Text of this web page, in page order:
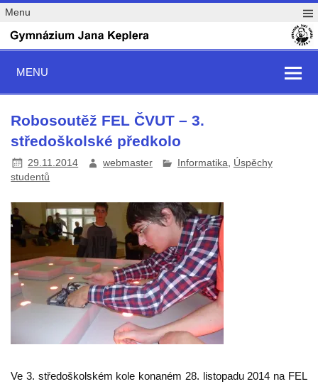
Menu
MENU
Robosoutěž FEL ČVUT – 3.
středoškolské předkolo
29.11.2014 webmaster Informatika
Úspěchy
studentů
Ve 3. středoškolském kole konaném 28. listopadu 2014 na FEL